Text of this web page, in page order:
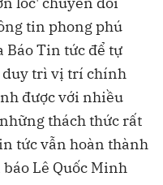
tin phong phú
Báo Tin tức để tự
duy trì vị trí chính
được với nhiều
thách thức rất
tức vẫn hoàn thành
Lê Quốc Minh